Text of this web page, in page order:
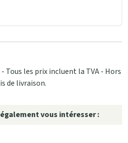
les prix incluent la TVA - Hors
de livraison.
vous intéresser :